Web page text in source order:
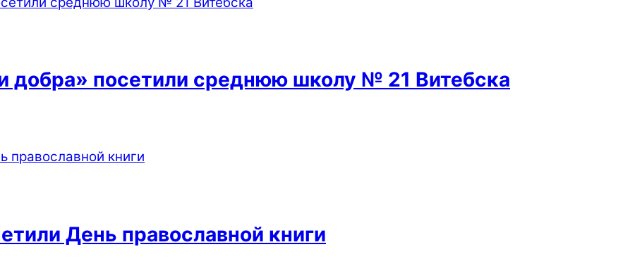
добра» посетили среднюю школу № 21 Витебска
День православной книги